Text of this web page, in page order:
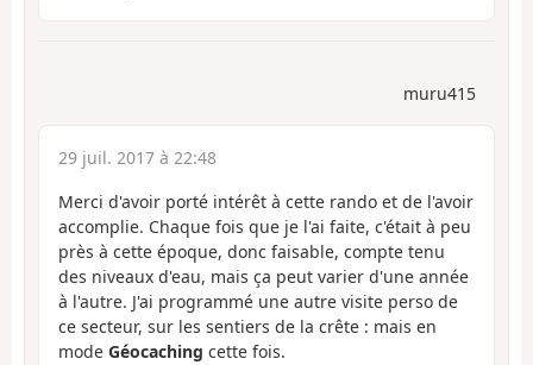
muru415
29 juil. 2017 à 22:48
Merci d'avoir porté intérêt à cette rando et de l'avoir
accomplie. Chaque fois que je l'ai faite, c'était à peu
près à cette époque, donc faisable, compte tenu
des niveaux d'eau, mais ça peut varier d'une année
à l'autre. J'ai programmé une autre visite perso de
ce secteur, sur les sentiers de la crête : mais en
mode Géocaching cette fois.